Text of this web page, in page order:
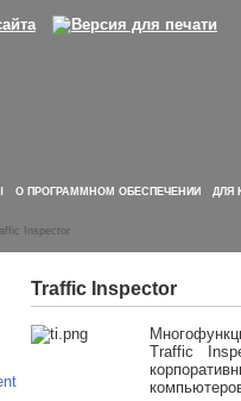
О ПРОГРАММНОМ ОБЕСПЕЧЕНИИ ДЛЯ
Inspector
Traffic Inspector
Traffic